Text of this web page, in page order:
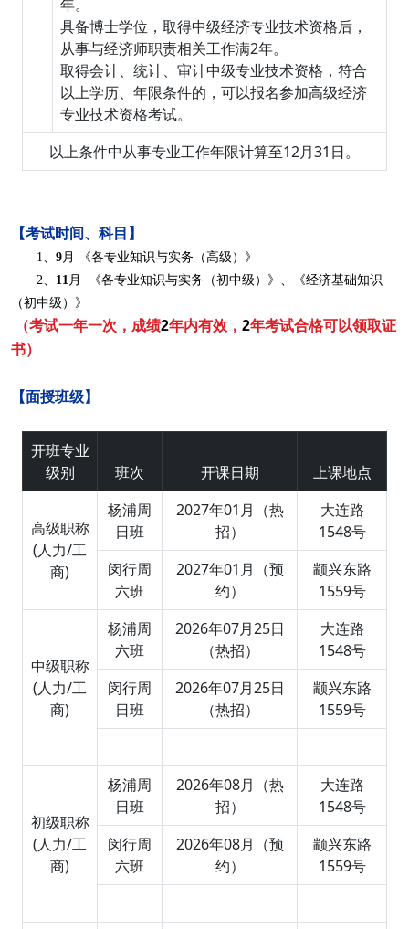
年。
具备博士学位，取得中级经济专业技术资格后，
从事与经济师职责相关工作满2年。
取得会计、统计、审计中级专业技术资格，符合
以上学历、年限条件的，可以报名参加高级经济
专业技术资格考试。
以上条件中从事专业工作年限计算至12月31日。
【考试时间、科目】
1、 9 月
《各专业知识与实务（高级）》
2、 11 月
《各专业知识与实务（初中级）》、《经济基础知识
（初中级）》
（考试一年一次，成绩2年内有效， 2年考试合格可以领取证
书）
【面授班级】
开班专业
级别
班次 开课日期 上课地点
高级职称
(人力/工
商)
杨浦周
日班
2027年01月（热
招）
大连路
1548号
闵行周
六班
2027年01月（预
约）
颛兴东路
1559号
中级职称
(人力/工
商)
杨浦周
六班
2026年07月25日
（热招）
大连路
1548号
闵行周
日班
2026年07月25日
（热招）
颛兴东路
1559号
初级职称
(人力/工
商)
杨浦周
日班
2026年08月（热
招）
大连路
1548号
闵行周
六班
2026年08月（预
约）
颛兴东路
1559号